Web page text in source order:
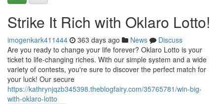
Strike It Rich with Oklaro Lotto!
imogenkark411444 363 days ago News
Discuss
Are you ready to change your life forever? Oklaro Lotto is your
ticket to life-changing riches. With our simple system and a wide
variety of contests, you're sure to discover the perfect match for
your luck! Our secure
https://kathrynjqzb345398.theblogfairy.com/35765781/win-big-
with-oklaro-lotto